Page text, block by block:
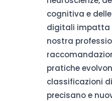
cognitiva e
digitali impatta
nostra
pratiche
classificazioni
precisano e